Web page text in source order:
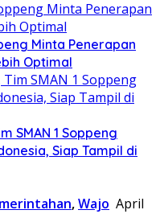
Minta Penerapan
Optimal
SMAN 1 Soppeng
Siap Tampil di
,Wajo April